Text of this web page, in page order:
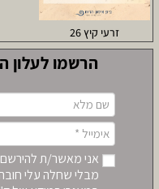
זרעי קיץ 26
הרשמו לעלון
אני מאשר/ת להירשם
מבלי שחלה עלי חובה